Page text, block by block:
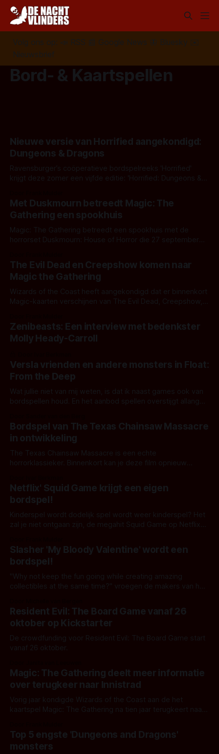
Volg ons op: 📣 RSS 📰 Google News 🦋 Bluesky
✉️
Nieuwsbrief
Bord- & Kaartspellen
Nieuwe versie van Horrified aangekondigd:
Dungeons & Dragons
Ravensburger’s coöperatieve bordspelreeks 'Horrified'
krijgt deze zomer een vijfde editie: 'Horrified: Dungeons &
Met Duskmourn betreedt Magic: The
Gathering een spookhuis
Magic: The Gathering betreedt een spookhuis met de
horrorset Duskmourn: House of Horror die 27 september
The Evil Dead en Creepshow komen naar
Magic the Gathering
Wizards of the Coast heeft aangekondigd dat er binnenkort
Magic-kaarten verschijnen van The Evil Dead, Creepshow,
Secret Lair-drop, van de laatste twee verschijnen complete
sets. Spooky Drop: The Evil Dead & Creepshow Al een paar
jaar verkoopt
Zenibeasts: Een interview met bedenkster
Molly Heady-Carroll
Versla vrienden en andere monsters in Float:
From the Deep
Wat jullie niet van mij weten, is dat ik naast games ook van
bordspellen houd. En het aanbod spellen overstijgt allang
Levensweg. Zo ook het nieuwste spel van Bright Light
Media: Float: From the Deep. Dezelfde makers die jou
Bordspel van The Texas Chainsaw Massacre
in ontwikkeling
The Texas Chainsaw Massacre is een echte
horrorklassieker. Binnenkort kan je deze film opnieuw
jou kunnen helpen om het gevaar van Leatherface te
overleven. Kan jij overleven in het The Texas Chainsaw
Netflix' Squid Game krijgt een eigen
bordspel!
Kinderspel wordt dodelijk spel wordt weer kinderspel? Het
zal je niet ontgaan zijn, de megahit Squid Game op Netflix
horrorvariant gemaakt. Volgend jaar komt er een vervolg en
een realitytelevisieprogramma aan. Tot die tijd moeten we
zelf maar de tijd doden. Daar heeft
Slasher 'My Bloody Valentine' wordt een
bordspel!
"Why not keep the fun going while creating amazing
collectibles at the same time?" vroegen de makers van het
Fright Rags is één van de favoriete horrorkledingspots van
alle horrorfans. Vele portemonnees zullen aardig leeg zijn
geraakt doordat Frigt
Resident Evil: The Board Game vanaf 26
oktober op Kickstarter
De crowdfunding voor Resident Evil: The Board Game start
vanaf 26 oktober.
Magic: The Gathering deelt meer informatie
over terugkeer naar Innistrad
Vorig jaar kondigde Wizards of the Coast aan de het
kaartspel Magic: The Gathering na tien jaar terugkeert naar
twee sets: weerwolven in Innistrad: Midnight Hunt en
vampiers in Innistrad: Crimson Vow. Dit is het laatste nieuws
dat ze hierover deelden:
Top 5 engste 'Dungeons and Dragons'
monsters